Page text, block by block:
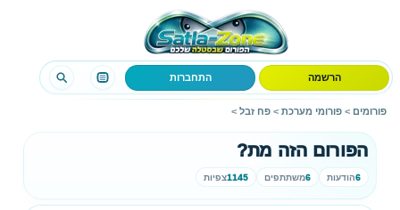
הרשמה התחברות
פורומים > פורומי מערכת > פח זבל >
הפורום הזה מת?
6הודעות 6משתתפים 1145צפיות